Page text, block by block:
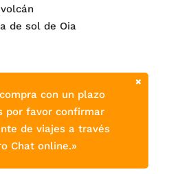
de sol de Oia
con un plazo
por favor confirmar
de viajes a través
Chat online.»